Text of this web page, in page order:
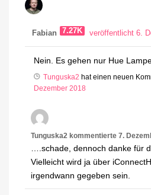
Fabian 7.27K
veröffentlicht 6.
Nein. Es gehen nur Hue
Tunguska2 hat einen neuen
Dezember 2018
Tunguska2 kommentierte 7.
….schade, dennoch danke für
Vielleicht wird ja über
irgendwann gegeben sein.